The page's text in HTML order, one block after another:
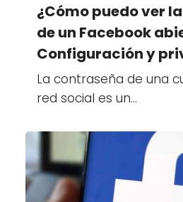
¿Cómo puedo ver
de un Facebook
Configuración y
La contraseña de una
red social es un…